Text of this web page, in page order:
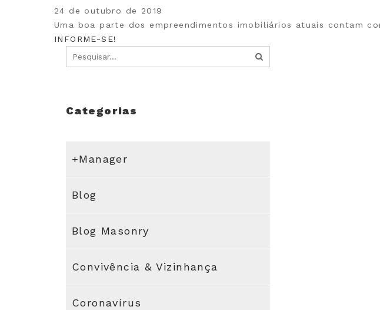
24 de outubro de 2019
Uma boa parte dos empreendimentos imobiliários atuais contam
INFORME-SE!
Categorias
+Manager
Blog
Blog Masonry
Convivência & Vizinhança
Coronavírus